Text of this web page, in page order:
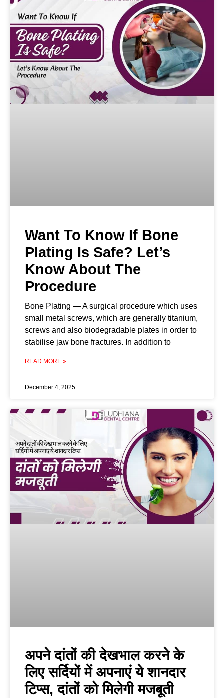
Want To Know If Bone
Plating Is Safe? Let’s
Know About The
Procedure
Bone Plating — A surgical procedure which uses
small metal screws, which are generally titanium,
screws and also biodegradable plates in order to
stabilise jaw bone fractures. In addition to
READ MORE »
December 4, 2025
अपने दांतों की देखभाल करने के
लिए सर्दियों में अपनाएं ये शानदार
टिप्स, दांतों को मिलेगी मजबूती